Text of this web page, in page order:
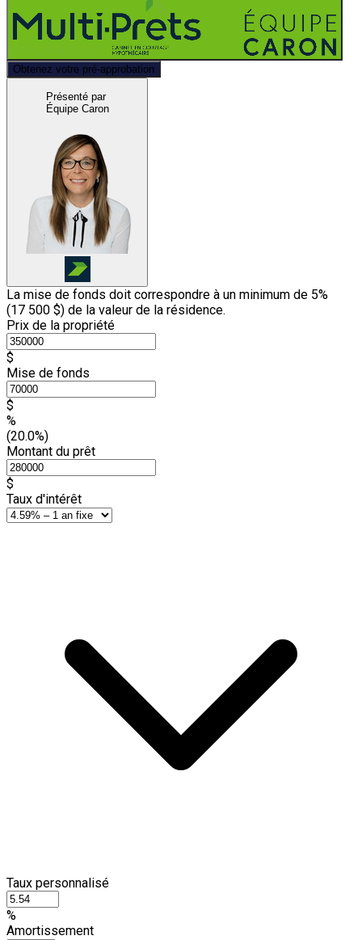
Obtenez votre pré-approbation
Présenté par
Équipe Caron
La mise de fonds doit correspondre à un minimum de 5%
(17 500 $) de la valeur de la résidence.
Prix de la propriété
$
Mise de fonds
$
%
(20.0%)
Montant du prêt
$
Taux d'intérêt
Taux personnalisé
%
Amortissement